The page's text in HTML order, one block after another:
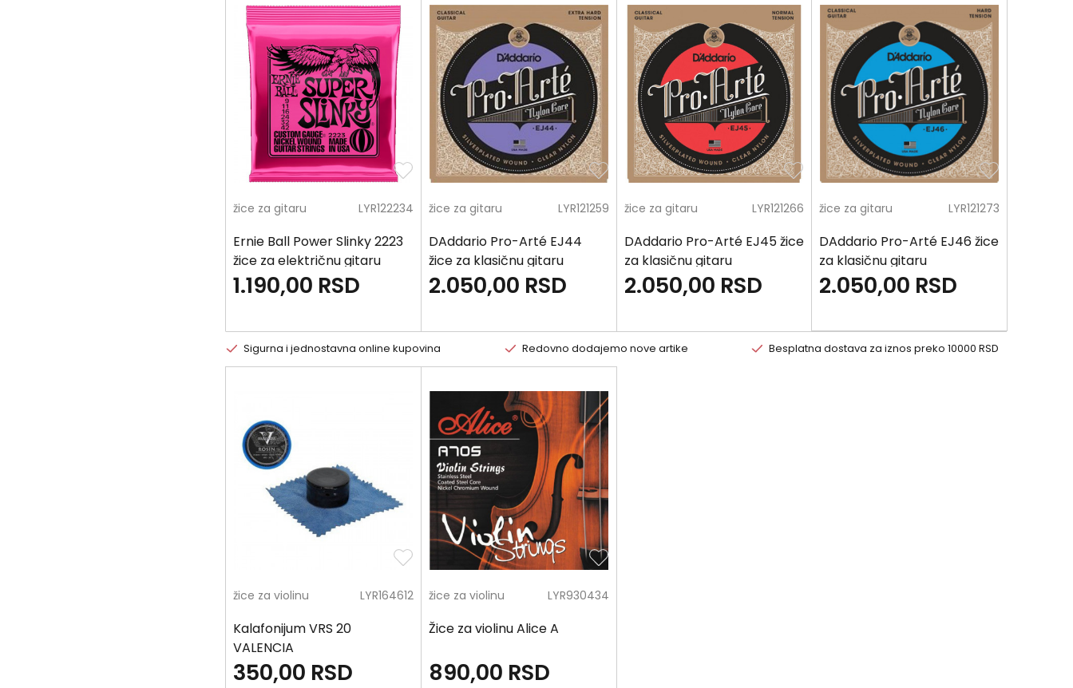
žice za gitaru LYR122234
Ernie Ball Power Slinky 2223
žice za električnu gitaru
1.190,00 RSD
žice za gitaru LYR121259
DAddario Pro-Arté EJ44
žice za klasičnu gitaru
2.050,00 RSD
žice za gitaru LYR121266
DAddario Pro-Arté EJ45 žice
za klasičnu gitaru
2.050,00 RSD
žice za gitaru LYR121273
DAddario Pro-Arté EJ46 žice
za klasičnu gitaru
2.050,00 RSD
Sigurna i jednostavna online kupovina Redovno dodajemo nove artike Besplatna dostava za iznos preko 10000 RSD
žice za violinu LYR164612
Kalafonijum VRS 20
VALENCIA
350,00 RSD
žice za violinu LYR930434
Žice za violinu Alice A
890,00 RSD